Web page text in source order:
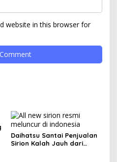
website in this browser for
Daihatsu Santai Penjualan
Sirion Kalah Jauh dari